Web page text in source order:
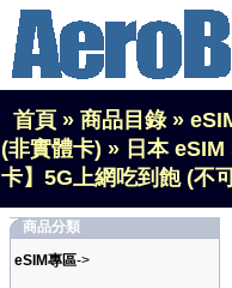
首頁 » 商品目錄»
(非實體卡) » 日本 eSIM
卡】5G上網吃到飽 (不
商品分類
eSIM專區->